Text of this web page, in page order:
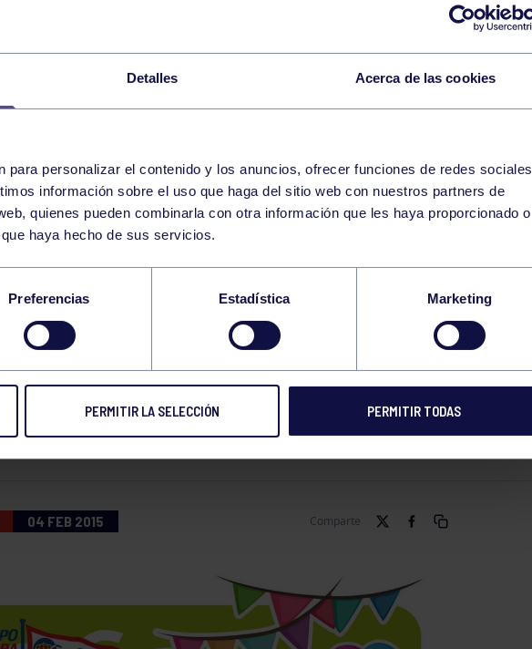
Detalles Acerca de las cookies
para personalizar el contenido y los anuncios, ofrecer funciones de redes sociales
información sobre el uso que haga del sitio web con nuestros partners de
quienes pueden combinarla con otra información que les haya proporcionado o
haya hecho de sus servicios.
Preferencias Estadística Marketing
PERMITIR LA SELECCIÓN PERMITIR TODAS
DE
CARNAVAL
04 FEB 2015 Comparte